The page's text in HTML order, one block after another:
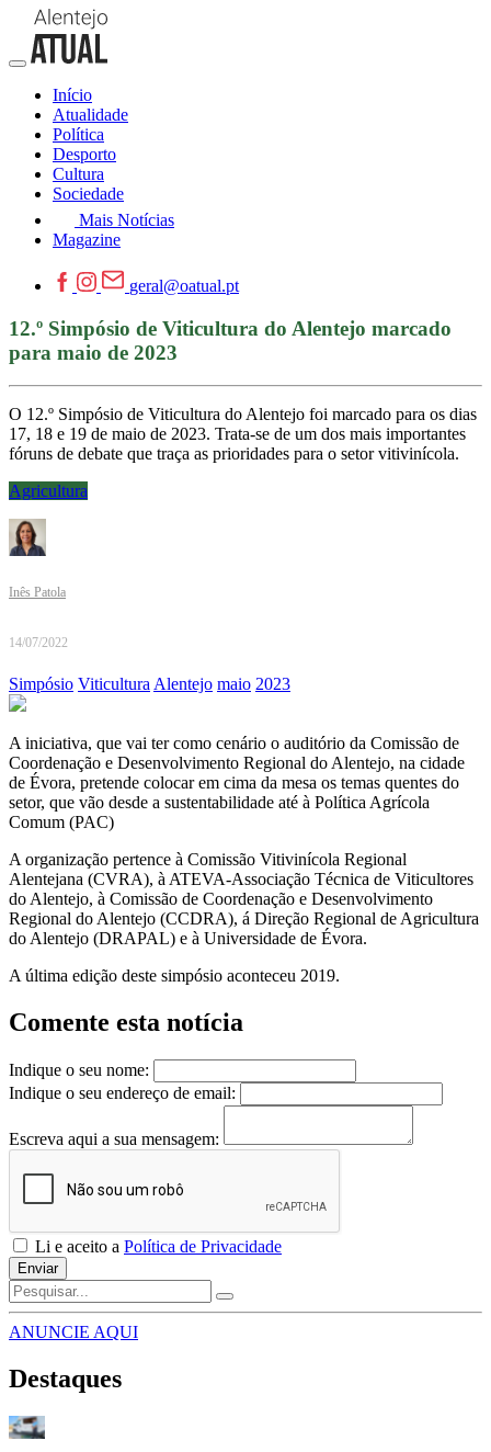
Início
Atualidade
Política
Desporto
Cultura
Sociedade
Mais Notícias
Magazine
geral@oatual.pt
12.º Simpósio de Viticultura do Alentejo marcado
para maio de 2023
O 12.º Simpósio de Viticultura do Alentejo foi marcado para os dias
17, 18 e 19 de maio de 2023. Trata-se de um dos mais importantes
fóruns de debate que traça as prioridades para o setor vitivinícola.
Agricultura
Inês Patola
14/07/2022
Simpósio ViticulturaAlentejo maio 2023
A iniciativa, que vai ter como cenário o auditório da Comissão de
Coordenação e Desenvolvimento Regional do Alentejo, na cidade
de Évora, pretende colocar em cima da mesa os temas quentes do
setor, que vão desde a sustentabilidade até à Política Agrícola
Comum (PAC)
A organização pertence à Comissão Vitivinícola Regional
Alentejana (CVRA), à ATEVA-Associação Técnica de Viticultores
do Alentejo, à Comissão de Coordenação e Desenvolvimento
Regional do Alentejo (CCDRA), á Direção Regional de Agricultura
do Alentejo (DRAPAL) e à Universidade de Évora.
A última edição deste simpósio aconteceu 2019.
Comente esta notícia
Indique o seu nome:
Indique o seu endereço de email:
Escreva aqui a sua mensagem:
Li e aceito a Política de Privacidade
Enviar
ANUNCIE AQUI
Destaques